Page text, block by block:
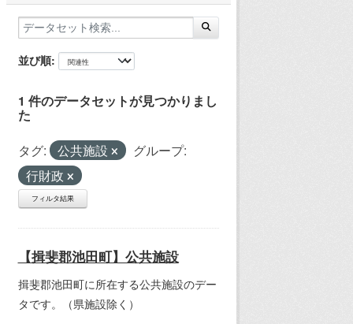
並び順
1 件のデータセットが見つかりまし
た
タグ: 公共施設
グループ:
行財政
フィルタ結果
【揖斐郡池田町】公共施設
揖斐郡池田町に所在する公共施設のデー
タです。（県施設除く）